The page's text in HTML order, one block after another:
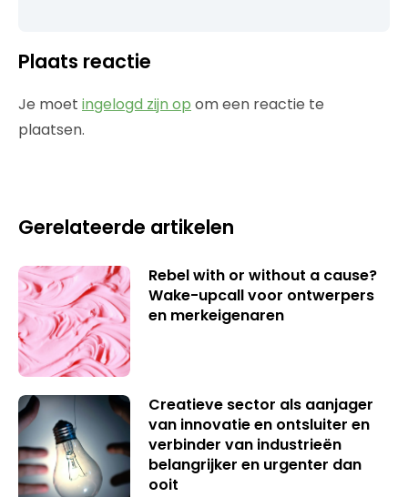
Plaats reactie
Je moet ingelogd zijn op om een reactie te
plaatsen.
Gerelateerde artikelen
Rebel with or without a cause?
Wake-upcall voor ontwerpers
en merkeigenaren
Creatieve sector als aanjager
van innovatie en ontsluiter en
verbinder van industrieën
belangrijker en urgenter dan
ooit